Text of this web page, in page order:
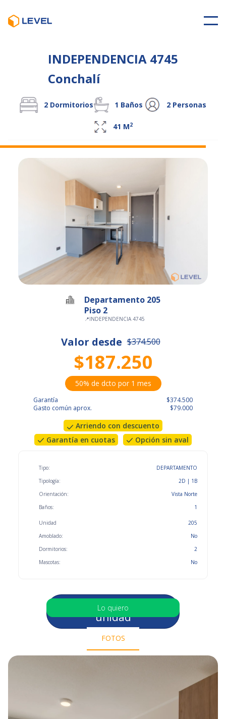
INDEPENDENCIA 4745
Conchalí
2 Dormitorios 1 Baños 2 Personas
41 M2
Departamento 205
Piso 2
📍INDEPENDENCIA 4745
Valor desde $374.500
$187.250
50% de dcto por 1 mes
Garantía
Gasto común aprox.
$374.500
$79.000
Arriendo con descuento
Garantía en cuotas
Opción sin aval
Tipo:
Tipología:
Orientación:
Baños:
DEPARTAMENTO
2D | 1B
Vista Norte
1
Unidad
Amoblado:
Dormitorios:
Mascotas:
205
No
2
No
Selecciona otra
unidad
Lo quiero
FOTOS